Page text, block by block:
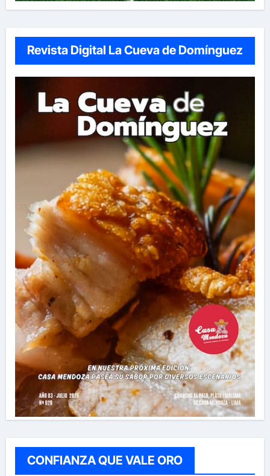
Revista Digital La Cueva de Domínguez
CONFIANZA QUE VALE ORO